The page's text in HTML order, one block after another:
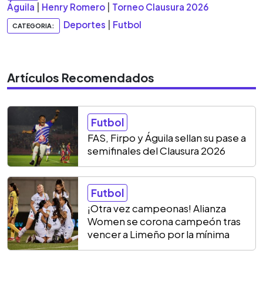
Águila
Henry Romero Torneo Clausura 2026
CATEGORIA: Deportes Futbol
Artículos Recomendados
Futbol
FAS, Firpo y Águila sellan su pase a
semifinales del Clausura 2026
Futbol
¡Otra vez campeonas! Alianza
Women se corona campeón tras
vencer a Limeño por la mínima